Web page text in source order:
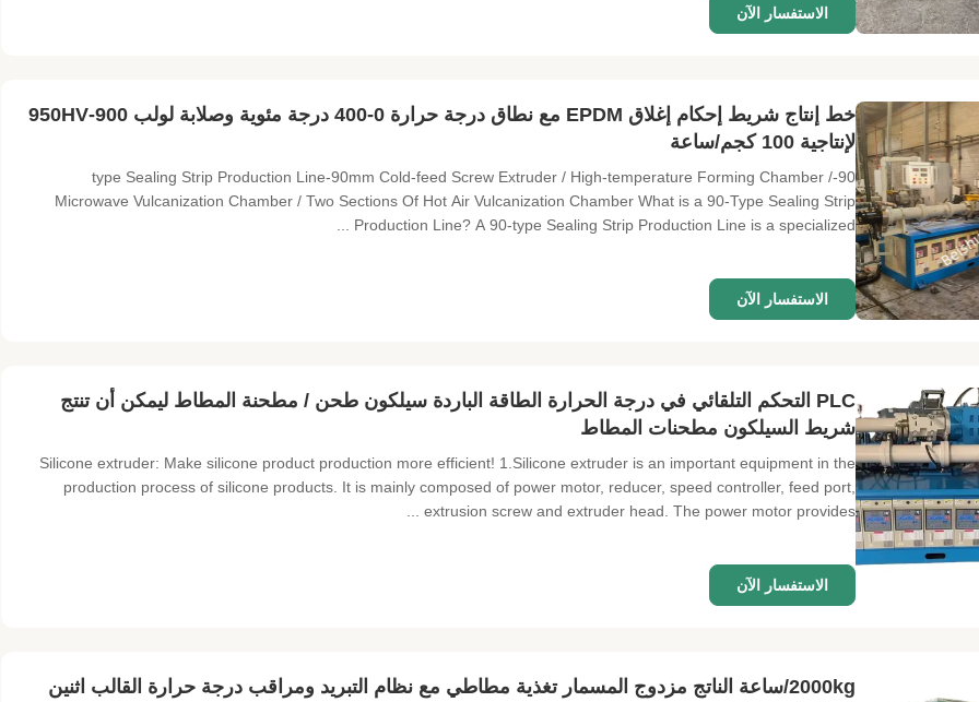
الاستفسار الآن
خط إنتاج شريط إحكام إغلاق EPDM مع نطاق درجة حرارة 0-400 درجة مئوية وصلابة لولب 900-950HV
لإنتاجية 100 كجم/ساعة
90-type Sealing Strip Production Line-90mm Cold-feed Screw Extruder / High-temperature Forming Chamber /
Microwave Vulcanization Chamber / Two Sections Of Hot Air Vulcanization Chamber What is a 90-Type Sealing Strip
Production Line? A 90-type Sealing Strip Production Line is a specialized ...
الاستفسار الآن
PLC التحكم التلقائي في درجة الحرارة الطاقة الباردة سيلكون طحن / مطحنة المطاط ليمكن أن تنتج
شريط السيلكون مطحنات المطاط
Silicone extruder: Make silicone product production more efficient! 1.Silicone extruder is an important equipment in the
production process of silicone products. It is mainly composed of power motor, reducer, speed controller, feed port,
extrusion screw and extruder head. The power motor provides ...
الاستفسار الآن
2000kg/ساعة الناتج مزدوج المسمار تغذية مطاطي مع نظام التبريد ومراقب درجة حرارة القالب اثنين